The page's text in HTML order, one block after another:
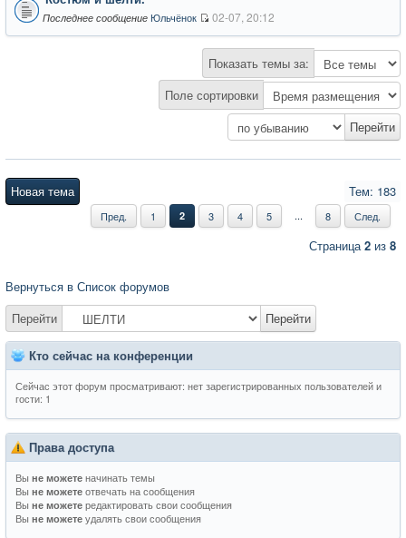
Последнее сообщение Юльчёнок 02-07, 20:12
Показать темы за:
Поле сортировки
Новая тема Тем: 183
Пред. 1 2 3 4 5 ... 8 След.
Страница 2 из 8
Вернуться в Список форумов
Перейти
Перейти
Кто сейчас на конференции
Сейчас этот форум просматривают: нет зарегистрированных пользователей и
гости: 1
Права доступа
Вы не можете начинать темы
Вы не можете отвечать на сообщения
Вы не можете редактировать свои сообщения
Вы не можете удалять свои сообщения